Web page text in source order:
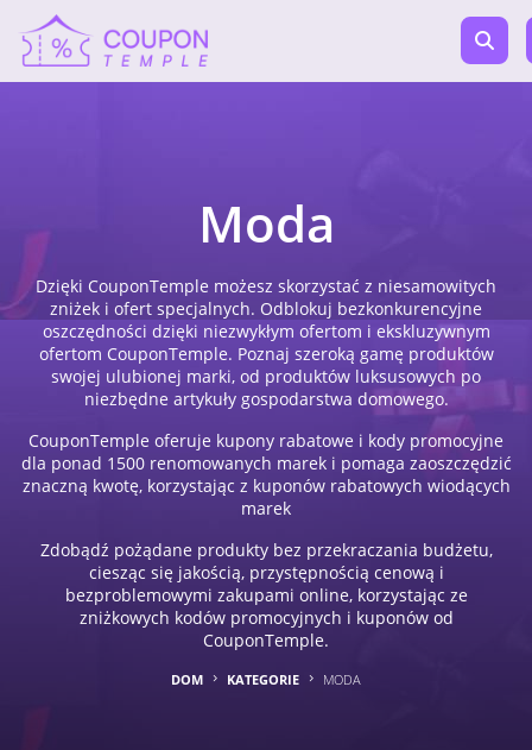
Moda
Dzięki CouponTemple możesz skorzystać z niesamowitych
zniżek i ofert specjalnych. Odblokuj bezkonkurencyjne
oszczędności dzięki niezwykłym ofertom i ekskluzywnym
ofertom CouponTemple. Poznaj szeroką gamę produktów
swojej ulubionej marki, od produktów luksusowych po
niezbędne artykuły gospodarstwa domowego.
CouponTemple oferuje kupony rabatowe i kody promocyjne
dla ponad 1500 renomowanych marek i pomaga zaoszczędzić
znaczną kwotę, korzystając z kuponów rabatowych wiodących
marek
Zdobądź pożądane produkty bez przekraczania budżetu,
ciesząc się jakością, przystępnością cenową i
bezproblemowymi zakupami online, korzystając ze
zniżkowych kodów promocyjnych i kuponów od
CouponTemple.
DOM KATEGORIE MODA